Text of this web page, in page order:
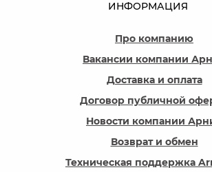
ИНФОРМАЦИЯ
Про компанию
Вакансии компании
Доставка и оплата
Договор публичной
Новости компании
Возврат и обмен
Техническая поддержка